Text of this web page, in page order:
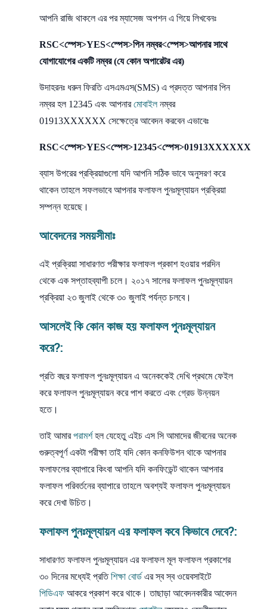
আপনি রাজি থাকলে এর পর ম্যাসেজ অপশন এ গিয়ে লিখবেনঃ
RSC<স্পেস>YES<স্পেস>পিন নম্বর<স্পেস>আপনার সাথে
যোগাযোগের একটি নম্বর (যে কোন অপারেটর এর)
উদাহরনঃ ধরুন ফিরতি এসএমএস(SMS) এ প্রদত্ত আপনার পিন
নম্বর হল 12345 এবং আপনারমোবাইলনম্বর
01913XXXXXX সেক্ষেত্রে আবেদন করবেন এভাবেঃ
RSC<স্পেস>YES<স্পেস>12345<স্পেস>01913XXXXXX
ব্যাস উপরের প্রক্রিয়াগুলো যদি আপনি সঠিক ভাবে অনুসরণ করে
থাকেন তাহলে সফলভাবে আপনার ফলাফল পুনঃমূল্যায়ন প্রক্রিয়া
সম্পন্ন হয়েছে।
আবেদনের সময়সীমাঃ
এই প্রক্রিয়া সাধারণত পরীক্ষার ফলাফল প্রকাশ হওয়ার পরদিন
থেকে এক সপ্তাহব্যাপী চলে। ২০১৭ সালের ফলাফল পুনঃমূল্যায়ন
প্রক্রিয়া ২৩ জুলাই থেকে ৩০ জুলাই পর্যন্ত চলবে।
আসলেই কি কোন কাজ হয় ফলাফল পুনঃমূল্যায়ন
করে?:
প্রতি বছর ফলাফল পুনঃমূল্যায়ন এ অনেককেই দেখি প্রথমে ফেইল
করে ফলাফল পুনঃমূল্যায়ন করে পাশ করতে এবং গ্রেড উন্নয়ন
হতে।
তাই আমারপরামর্শহল যেহেতু এইচ এস সি আমাদের জীবনের অনেক
গুরুত্বপূর্ণ একটা পরীক্ষা তাই যদি কোন কনফিউশন থাকে আপনার
ফলাফলের ব্যাপারে কিংবা আপনি যদি কনফিডেন্ট থাকেন আপনার
ফলাফল পরিবর্তনের ব্যাপারে তাহলে অবশ্যই ফলাফল পুনঃমূল্যায়ন
করে দেখা উচিত।
ফলাফল পুনঃমূল্যায়ন এর ফলাফল কবে কিভাবে দেবে?:
সাধারণত ফলাফল পুনঃমূল্যায়ন এর ফলাফল মূল ফলাফল প্রকাশের
৩০ দিনের মধ্যেই প্রতিশিক্ষা বোর্ড এর স্ব স্ব ওয়েবসাইটে
পিডিএফ আকরে প্রকাশ করে থাকে। তাছাড়া আবেদনকারীর আবেদন